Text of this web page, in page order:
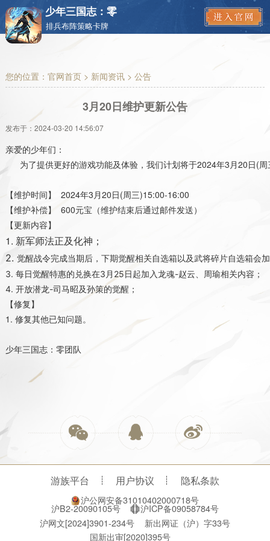
少年三国志：零
排兵布阵策略卡牌
您的位置： 官网首页> 新闻资讯> 公告
3月20日维护更新公告
发布于： 2024-03-20 14:56:07
亲爱的少年们：
为了提供更好的游戏功能及体验，我们计划将于2024年3月20日(周
【维护时间】
2024年3月20日(周三)15:00-16:00
【维护补偿】
600元宝（维护结束后通过邮件发送）
【更新内容】
1. 新军师法正及化神；
2. 觉醒战令完成当期后，下期觉醒相关自选箱以及武将碎片自选箱会
3. 每日觉醒特惠的兑换在3月25日起加入龙魂-赵云、周瑜相关内容；
4. 开放潜龙-司马昭及孙策的觉醒；
【修复】
1. 修复其他已知问题。
少年三国志：零团队
游族平台 用户协议 隐私条款
沪公网安备31010402000718号
沪B2-20090105号
沪ICP备09058784号
沪网文[2024]3901-234号
新出网证（沪）字33号
国新出审[2020]395号